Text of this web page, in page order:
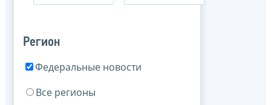
Регион
Федеральные новости
Все регионы